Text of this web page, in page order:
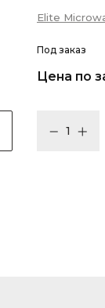
Elite
Под заказ
Цена по